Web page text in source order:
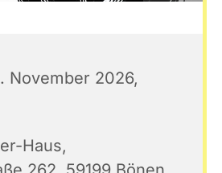
November 2026,
Haus,